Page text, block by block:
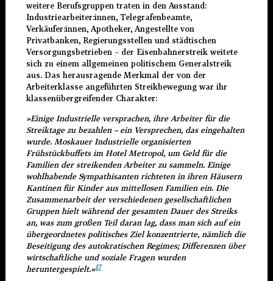
weitere Berufsgruppen traten in den Ausstand:
Industriearbeiter:innen, Telegrafenbeamte,
Verkäufer:innen, Apotheker, Angestellte von
Privatbanken, Regierungsstellen und städtischen
Versorgungsbetrieben – der Eisenbahnerstreik weitete
sich zu einem allgemeinen politischem Generalstreik
aus. Das herausragende Merkmal der von der
Arbeiterklasse angeführten Streikbewegung war ihr
klassenübergreifender Charakter:
»Einige Industrielle versprachen, ihre Arbeiter für die
Streiktage zu bezahlen – ein Versprechen, das eingehalten
wurde. Moskauer Industrielle organisierten
Frühstückbuffets im Hotel Metropol, um Geld für die
Familien der streikenden Arbeiter zu sammeln. Einige
wohlhabende Sympathisanten richteten in ihren Häusern
Kantinen für Kinder aus mittellosen Familien ein. Die
Zusammenarbeit der verschiedenen gesellschaftlichen
Gruppen hielt während der gesamten Dauer des Streiks
an, was zum großen Teil daran lag, dass man sich auf ein
übergeordnetes politisches Ziel konzentrierte, nämlich die
Beseitigung des autokratischen Regimes; Differenzen über
wirtschaftliche und soziale Fragen wurden
heruntergespielt.«17